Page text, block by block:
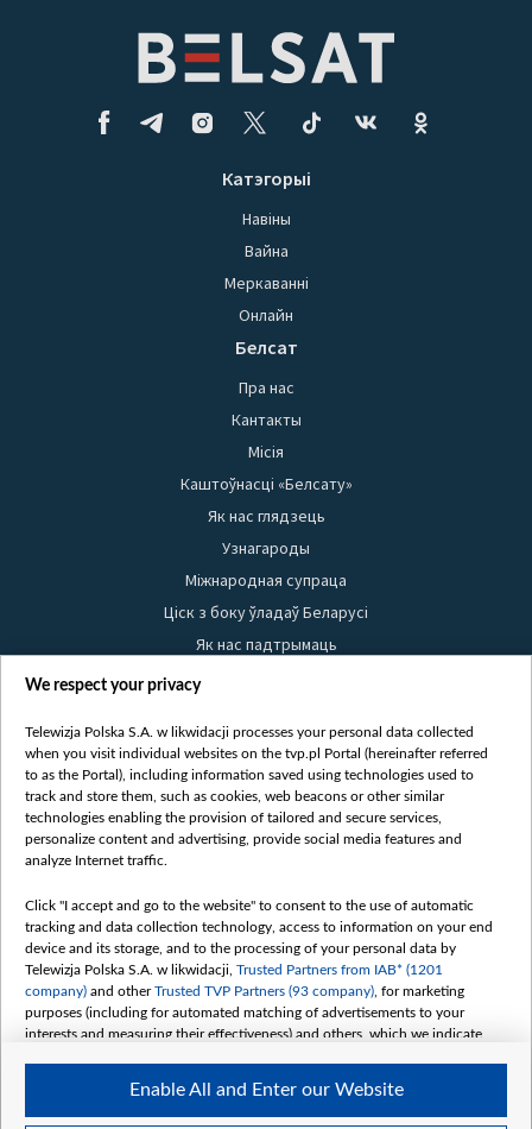
Катэгорыі
Навіны
Вайна
Меркаванні
Онлайн
Белсат
Пра нас
Кантакты
Місія
Каштоўнасці «Белсату»
Як нас глядзець
Узнагароды
Міжнародная супраца
Ціск з боку ўладаў Беларусі
Як нас падтрымаць
Правілы выкарыстання матэрыялаў
Бяспека
Youtube
Белсат news
Белсат Shorts
Жэстачайшы мульт
Belsat English
Biełsat PL
Белсат Now
Белсат History
Белсат Music
Белсат Doc
We respect your privacy
Telewizja Polska S.A. w likwidacji processes your personal data collected
when you visit individual websites on the tvp.pl Portal (hereinafter referred
to as the Portal), including information saved using technologies used to
track and store them, such as cookies, web beacons or other similar
technologies enabling the provision of tailored and secure services,
personalize content and advertising, provide social media features and
analyze Internet traffic.
Click "I accept and go to the website" to consent to the use of automatic
tracking and data collection technology, access to information on your end
device and its storage, and to the processing of your personal data by
Telewizja Polska S.A. w likwidacji, Trusted Partners from IAB* (1201
company) and otherTrusted TVP Partners (93 company) , for marketing
purposes (including for automated matching of advertisements to your
interests and measuring their effectiveness) and others, which we indicate
The purposes of processing your data by TVP S.A. w likwidacji are as
follows:
Enable All and Enter our Website